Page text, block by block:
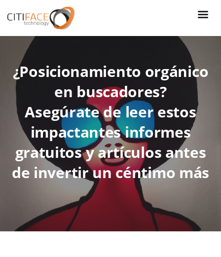
¿Posicionamiento orgánico
en buscadores?
Asegúrate de leer estos
impactantes informes
gratuitos y artículos antes
de invertir un céntimo más